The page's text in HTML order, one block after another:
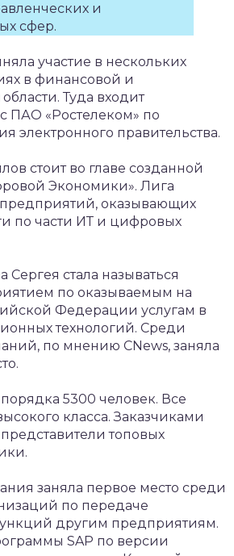
и
сфер.
участие в нескольких
в финансовой и
Туда входит
ПАО «Ростелеком» по
электронного правительства.
стоит во главе созданной
Экономики». Лига
предприятий, оказывающих
по части ИТ и цифровых
стала называться
по оказываемым на
Федерации услугам в
технологий. Среди
по мнению CNews, заняла
5300 человек. Все
класса. Заказчиками
топовых
заняла первое место среди
по передаче
другим предприятиям.
SAP по версии